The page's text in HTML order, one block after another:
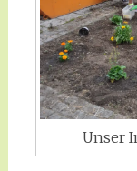
Unser